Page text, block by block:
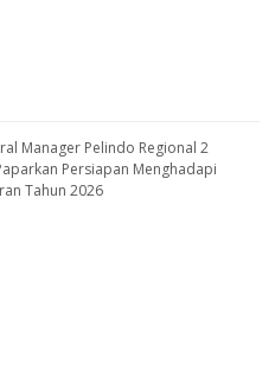
Manager Pelindo Regional 2
Persiapan Menghadapi
Tahun 2026